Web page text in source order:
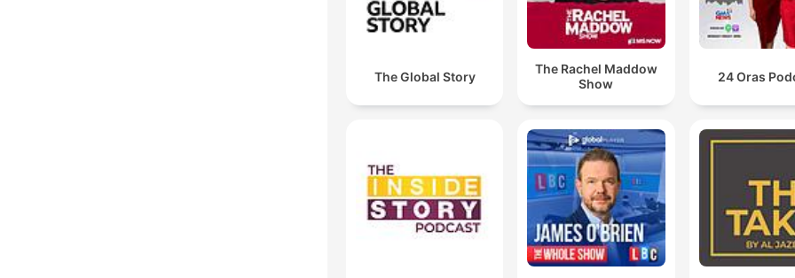
The Global Story
The Rachel Maddow
Show
24 Oras